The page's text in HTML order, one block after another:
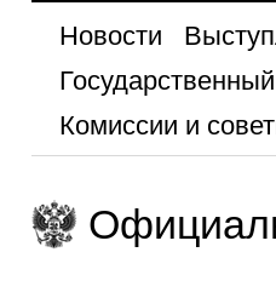
Новости
Комиссии и